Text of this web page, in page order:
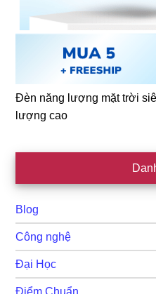
Đèn năng lượng mặt trời
lượng cao
Blog
Công nghệ
Đại Học